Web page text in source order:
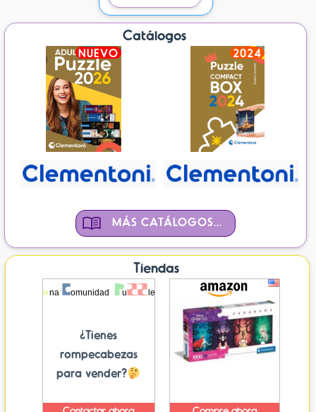
Catálogos
NUEVO 2024
MÁS CATÁLOGOS...
Tiendas
¿Tienes
rompecabezas
para vender?